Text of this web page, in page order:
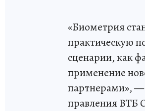
«Биометрия
практическую
сценарии, как
применение
партнерами», —
правления ВТБ